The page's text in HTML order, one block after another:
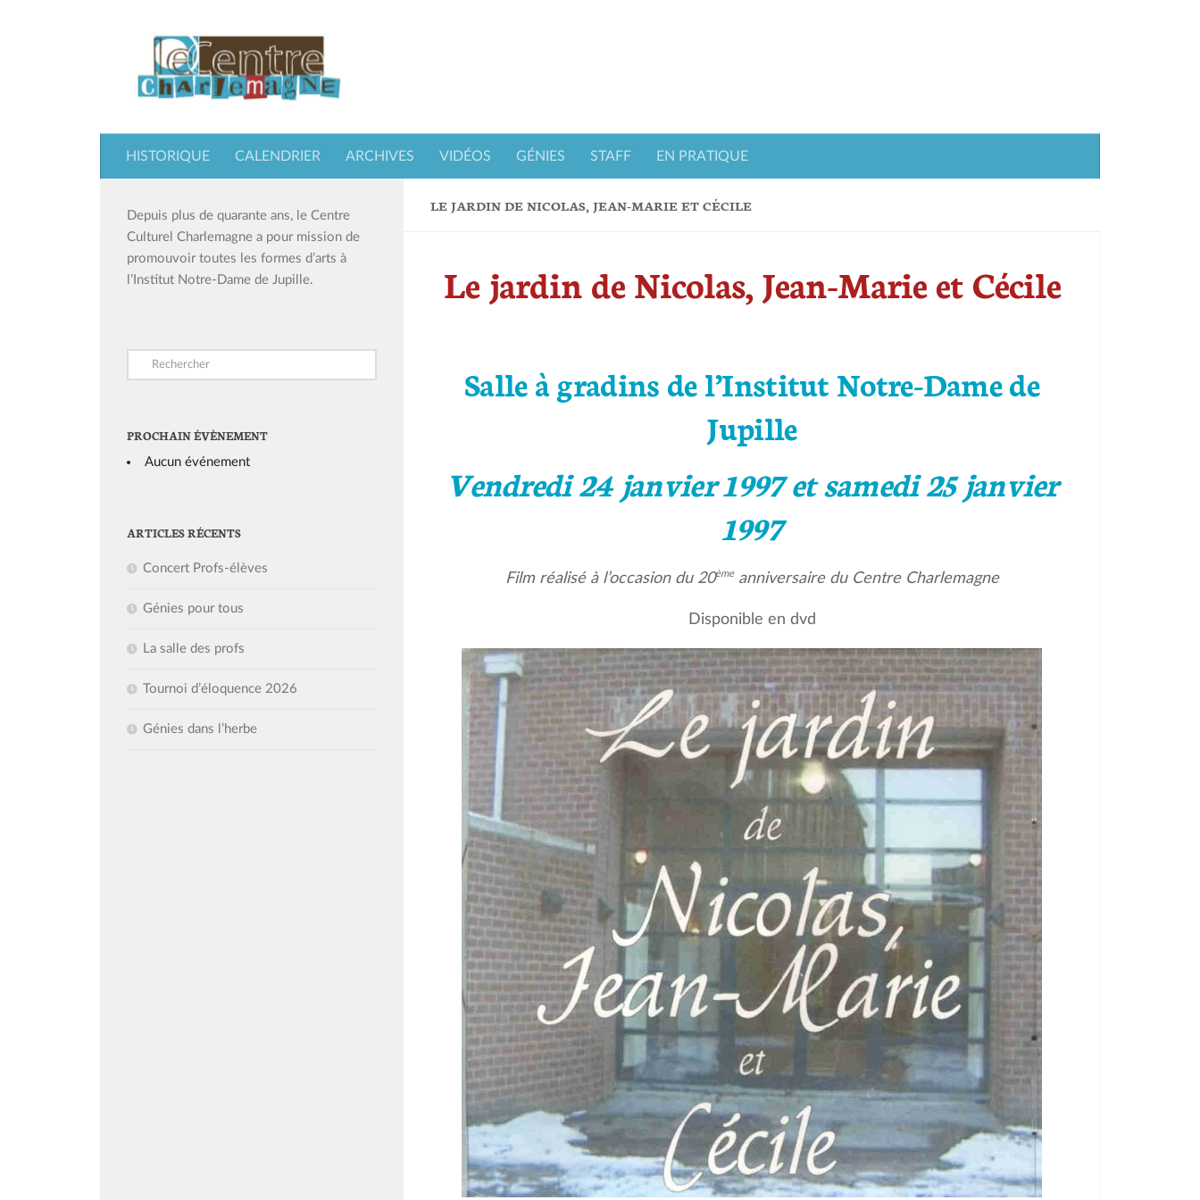
HISTORIQUE CALENDRIER ARCHIVES VIDÉOS GÉNIES STAFF EN PRATIQUE
LE JARDIN DE NICOLAS, JEAN-MARIE ET CÉCILE
Le jardin de Nicolas, Jean-Marie et Cécile
Salle à gradins de l’Institut Notre-Dame de
Jupille
Vendredi 24 janvier 1997 et samedi 25 janvier
1997
Film réalisé à l’occasion du 20èmeanniversaire du Centre Charlemagne
Disponible en dvd
Depuis plus de quarante ans, le Centre
Culturel Charlemagne a pour mission de
promouvoir toutes les formes d’arts à
l’Institut Notre-Dame de Jupille.
PROCHAIN ÉVÈNEMENT
Aucun événement
ARTICLES RÉCENTS
Concert Profs-élèves
Génies pour tous
La salle des profs
Tournoi d’éloquence 2026
Génies dans l’herbe